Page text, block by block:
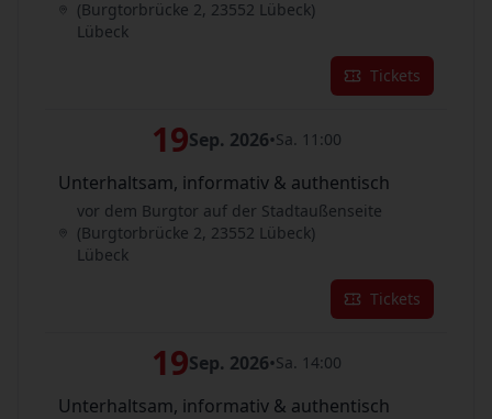
(Burgtorbrücke 2, 23552 Lübeck)
Lübeck
Tickets
19Sep. 2026•Sa. 11:00
Unterhaltsam, informativ & authentisch
vor dem Burgtor auf der Stadtaußenseite
(Burgtorbrücke 2, 23552 Lübeck)
Lübeck
Tickets
19Sep. 2026•Sa. 14:00
Unterhaltsam, informativ & authentisch